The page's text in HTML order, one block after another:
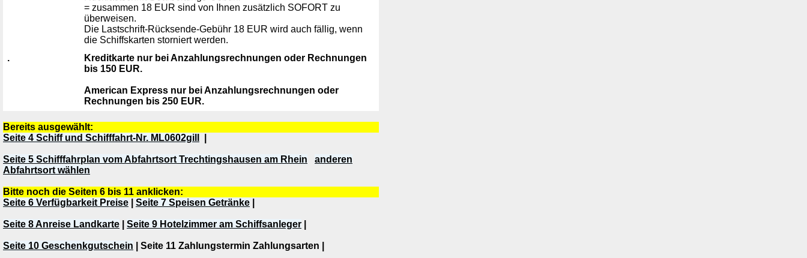
= zusammen 18 EUR sind von Ihnen zusätzlich SOFORT zu
überweisen.
Die Lastschrift-Rücksende-Gebühr 18 EUR wird auch fällig, wenn
die Schiffskarten storniert werden.
.
Kreditkarte nur bei Anzahlungsrechnungen oder Rechnungen
bis 150 EUR.
American Express nur bei Anzahlungsrechnungen oder
Rechnungen bis 250 EUR.
Bereits ausgewählt:
Seite 4 Schiff und Schifffahrt-Nr. ML0602gill
Seite 5 Schifffahrplan vom Abfahrtsort Trechtingshausen am Rhein
anderen
Abfahrtsort wählen
Bitte noch die Seiten 6 bis 11 anklicken:
Seite 6 Verfügbarkeit Preise
Seite 7 Speisen Getränke
Seite 8 Anreise Landkarte Seite 9 Hotelzimmer am Schiffsanleger
Seite 10 Geschenkgutschein | Seite 11 Zahlungstermin Zahlungsarten |